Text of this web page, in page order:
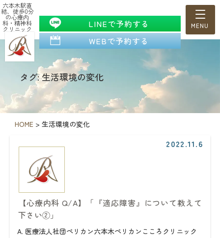
六本木駅直
結、徒歩0分
の心療内
科・精神科
クリニック
LINEで予約する
WEBで予約する
タグ: 生活環境の変化
HOME > 生活環境の変化
2022.11.6
【心療内科 Q/A】「『適応障害』について教えて
下さい②」
A. 医療法人社団ペリカン六本木ペリカンこころクリニック